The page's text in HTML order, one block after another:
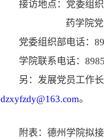
接访地点：党委组
药学院
党委组织部电话：
学院联系电话：
另：发展党员工作
dzxyfzdy@163.com。
附表：德州学院拟